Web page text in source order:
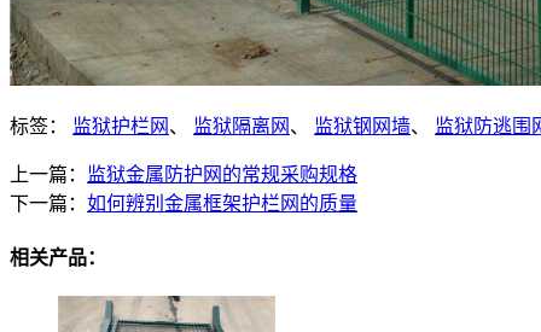
标签： 监狱护栏网 、 监狱隔离网 、 监狱钢网墙、 监狱防逃围
上一篇：
监狱金属防护网的常规采购规格
下一篇： 如何辨别金属框架护栏网的质量
相关产品：